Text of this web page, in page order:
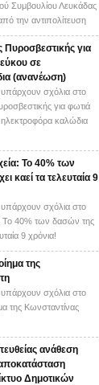
Συμβουλίου Λευκάδας
την αντιπολίτευση
για
σε
(ανανέωση)
σχόλια στο
για φωτιά
καλώδια
Το 40% των
καεί τα τελευταία 9
σχόλια στο
Το 40% των δασών της
9 χρόνια!
της
σχόλια στο
της Κωνσταντίνας
ανάθεση
Δημοτικών